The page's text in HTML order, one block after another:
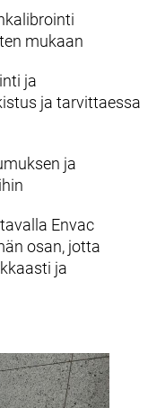
mukaan
ja
ja tarvittaessa
ja
Envac
osan, jotta
ja